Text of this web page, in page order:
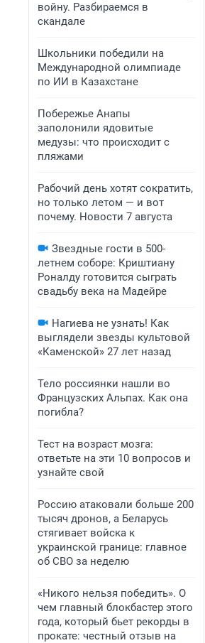
войну. Разбираемся в
скандале
Школьники победили на
Международной олимпиаде
по ИИ в Казахстане
Побережье Анапы
заполонили ядовитые
медузы: что происходит с
пляжами
Рабочий день хотят сократить,
но только летом — и вот
почему. Новости 7 августа
Звездные гости в 500-
летнем соборе: Криштиану
Роналду готовится сыграть
свадьбу века на Мадейре
Нагиева не узнать! Как
выглядели звезды культовой
«Каменской» 27 лет назад
Тело россиянки нашли во
Французских Альпах. Как она
погибла?
Тест на возраст мозга:
ответьте на эти 10 вопросов и
узнайте свой
Россию атаковали больше 200
тысяч дронов, а Беларусь
стягивает войска к
украинской границе: главное
об СВО за неделю
«Никого нельзя победить». О
чем главный блокбастер этого
года, который бьет рекорды в
прокате: честный отзыв на